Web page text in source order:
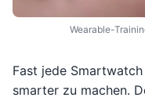
Wearable-
Fast jede
smarter zu machen.